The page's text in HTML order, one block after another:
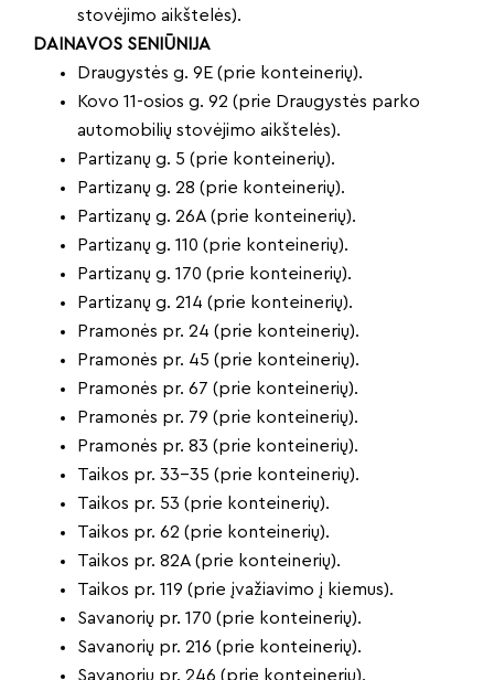
stovėjimo aikštelės).
DAINAVOS SENIŪNIJA
Draugystės g. 9E (prie konteinerių).
Kovo 11-osios g. 92 (prie Draugystės parko
automobilių stovėjimo aikštelės).
Partizanų g. 5 (prie konteinerių).
Partizanų g. 28 (prie konteinerių).
Partizanų g. 26A (prie konteinerių).
Partizanų g. 110 (prie konteinerių).
Partizanų g. 170 (prie konteinerių).
Partizanų g. 214 (prie konteinerių).
Pramonės pr. 24 (prie konteinerių).
Pramonės pr. 45 (prie konteinerių).
Pramonės pr. 67 (prie konteinerių).
Pramonės pr. 79 (prie konteinerių).
Pramonės pr. 83 (prie konteinerių).
Taikos pr. 33-35 (prie konteinerių).
Taikos pr. 53 (prie konteinerių).
Taikos pr. 62 (prie konteinerių).
Taikos pr. 82A (prie konteinerių).
Taikos pr. 119 (prie įvažiavimo į kiemus).
Savanorių pr. 170 (prie konteinerių).
Savanorių pr. 216 (prie konteinerių).
Savanorių pr. 246 (prie konteinerių).